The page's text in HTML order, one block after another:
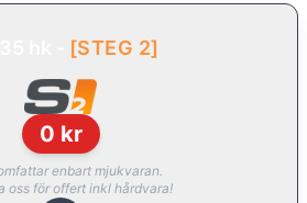
[STEG 2]
0 kr
enbart mjukvaran.
oss för offert inkl hårdvara!